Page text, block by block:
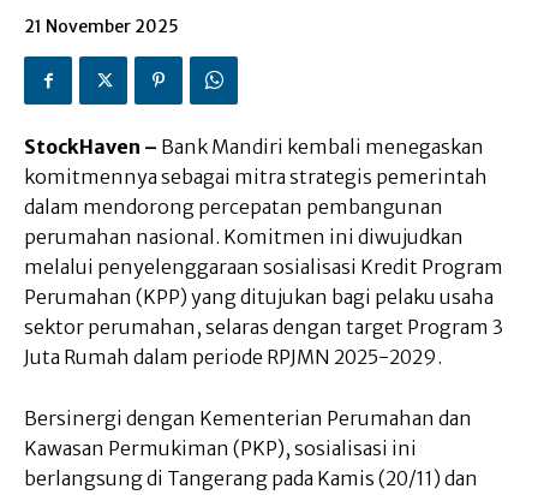
21 November 2025
StockHaven – Bank Mandiri kembali menegaskan
komitmennya sebagai mitra strategis pemerintah
dalam mendorong percepatan pembangunan
perumahan nasional. Komitmen ini diwujudkan
melalui penyelenggaraan sosialisasi Kredit Program
Perumahan (KPP) yang ditujukan bagi pelaku usaha
sektor perumahan, selaras dengan target Program 3
Juta Rumah dalam periode RPJMN 2025-2029.
Bersinergi dengan Kementerian Perumahan dan
Kawasan Permukiman (PKP), sosialisasi ini
berlangsung di Tangerang pada Kamis (20/11) dan